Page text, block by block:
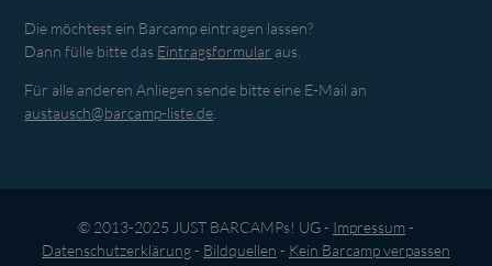
Die möchtest ein Barcamp eintragen lassen?
Dann fülle bitte das Eintragsformular aus.
Für alle anderen Anliegen sende bitte eine E-Mail an
austausch@barcamp-liste.de
© 2013-2025 JUST BARCAMPs! UG - Impressum -
Datenschutz­erklärung- Bildquellen - Kein Barcamp verpassen